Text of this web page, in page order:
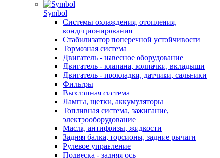
Symbol
Системы охлаждения, отопления,
кондиционирования
Стабилизатор поперечной устойчивости
Тормозная система
Двигатель - навесное оборудование
Двигатель - клапана, колпачки, вкладыши
Двигатель - прокладки, датчики, сальники
Фильтры
Выхлопная система
Лампы, щетки, аккумуляторы
Топливная система, зажигание,
электрооборудование
Масла, антифризы, жидкости
Задняя балка, торсионы, задние рычаги
Рулевое управление
Подвеска - задняя ось